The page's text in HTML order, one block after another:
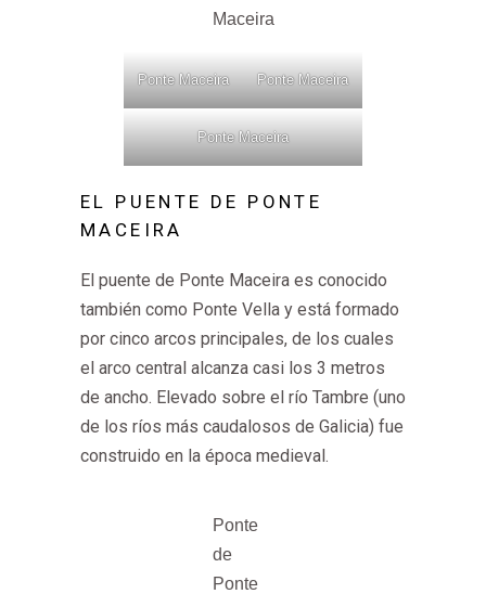
Maceira
Ponte Maceira Ponte Maceira
Ponte Maceira
EL PUENTE DE PONTE
MACEIRA
El puente de Ponte Maceira es conocido
también como Ponte Vella y está formado
por cinco arcos principales, de los cuales
el arco central alcanza casi los 3 metros
de ancho. Elevado sobre el río Tambre (uno
de los ríos más caudalosos de Galicia) fue
construido en la época medieval.
Ponte
de
Ponte